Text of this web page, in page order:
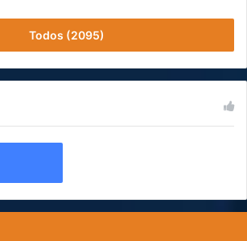
Todos (2095)